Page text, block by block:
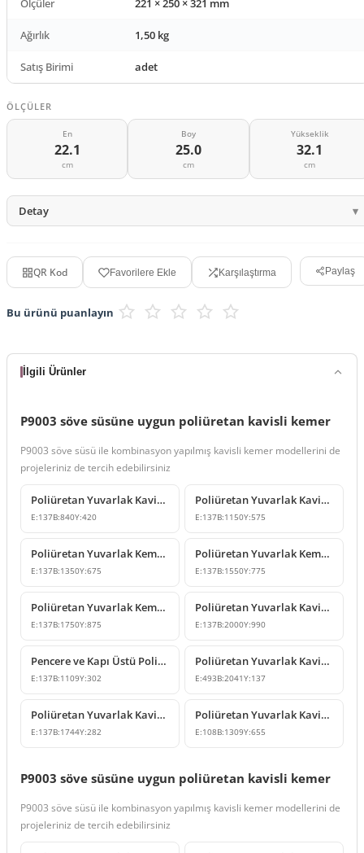
Ölçüler 221 × 250 × 321 mm
Ağırlık 1,50 kg
Satış Birimi adet
ÖLÇÜLER
En
22.1
cm
Boy
25.0
cm
Yükseklik
32.1
cm
Detay
QR Kod Favorilere Ekle Karşılaştırma Paylaş
Bu ürünü puanlayın
İlgili Ürünler
P9003 söve süsüne uygun poliüretan kavisli kemer
P9003 söve süsü ile kombinasyon yapılmış kavisli kemer modellerini de
projeleriniz de tercih edebilirsiniz
Poliüretan Yuvarlak Kavis Kemer ve Geçiş Dekoru
E:137B:840Y:420
Poliüretan Yuvarlak Kavis Kemer Kapı Pencere Üstü Modeli
E:137B:1150Y:575
Poliüretan Yuvarlak Kemer ve Kapı Üstü Kavis Modelleri
E:137B:1350Y:675
Poliüretan Yuvarlak Kemer Modeli 155 cm
E:137B:1550Y:775
Poliüretan Yuvarlak Kemer Modeli
E:137B:1750Y:875
Poliüretan Yuvarlak Kavis Kemer ve Geçiş Sövesi Modelleri
E:137B:2000Y:990
Pencere ve Kapı Üstü Poliüretan Yuvarlak Kavis Kemer
E:137B:1109Y:302
Poliüretan Yuvarlak Kavis Kemer ve Geçiş Dekoru Modeli
E:493B:2041Y:137
Poliüretan Yuvarlak Kavisli Kemer Modeli
E:137B:1744Y:282
Poliüretan Yuvarlak Kavis Kemer Modeli
E:108B:1309Y:655
P9003 söve süsüne uygun poliüretan kavisli kemer
P9003 söve süsü ile kombinasyon yapılmış kavisli kemer modellerini de
projeleriniz de tercih edebilirsiniz